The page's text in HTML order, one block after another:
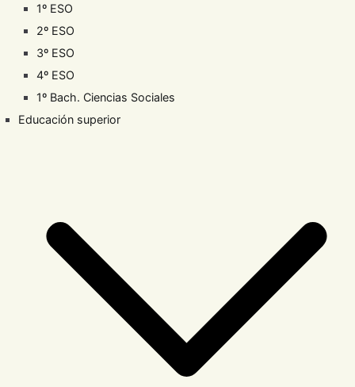
1º ESO
2º ESO
3º ESO
4º ESO
1º Bach. Ciencias Sociales
Educación superior